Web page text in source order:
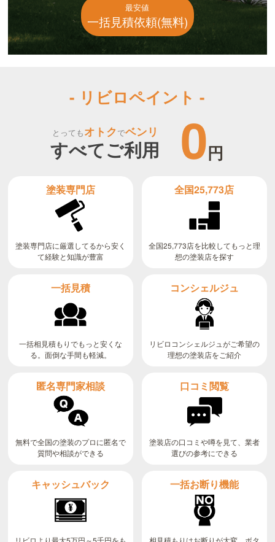
最安値
一括見積依頼(無料)
- リビロペイント -
とってもオトクでベンリ
すべてご利用 0円
塗装専門店
塗装専門店に厳選してるから安く
て経験と知識が豊富
全国25,773店
全国25,773店を比較してもっと理
想の塗装店を探す
一括見積
一括相見積もりでもっと安くな
る。面倒な手間も軽減。
コンシェルジュ
リビロコンシェルジュがご希望の
理想の塗装店をご紹介
匿名専門家相談
無料で全国の塗装のプロに匿名で
質問や相談ができる
口コミ閲覧
塗装店の口コミや噂を見て、業者
選びの参考にできる
キャッシュバック
リビロより最大5万円～5千円をも
一括お断り機能
相見積もりはお断りが大変。ボタ